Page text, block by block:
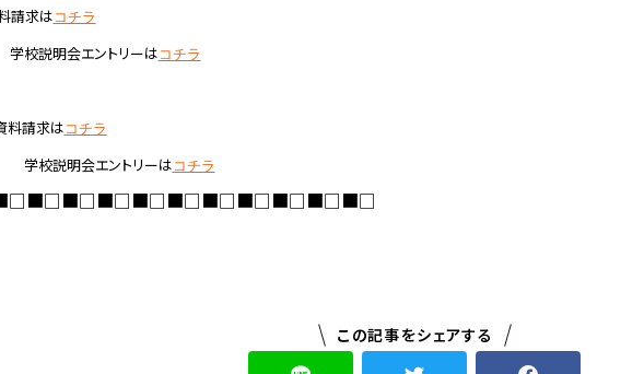
請求は コチラ
明会エントリーは コチラ
料請求は コチラ
明会エントリーは コチラ
□■□■□■□■□■□
この記事をシェアする